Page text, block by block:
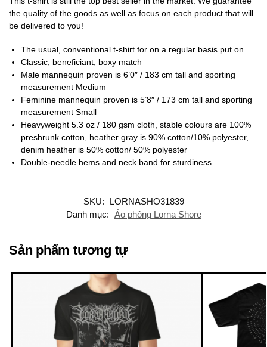
the quality of the goods as well as focus on each product that will
be delivered to you!
The usual, conventional t-shirt for on a regular basis put on
Classic, beneficiant, boxy match
Male mannequin proven is 6’0″ / 183 cm tall and sporting
measurement Medium
Feminine mannequin proven is 5’8″ / 173 cm tall and sporting
measurement Small
Heavyweight 5.3 oz / 180 gsm cloth, stable colours are 100%
preshrunk cotton, heather gray is 90% cotton/10% polyester,
denim heather is 50% cotton/ 50% polyester
Double-needle hems and neck band for sturdiness
SKU:
LORNASHO31839
Danh mục: Áo phông Lorna Shore
Sản phẩm tương tự